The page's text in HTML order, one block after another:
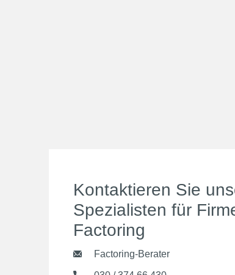
Kontaktieren Sie
Spezialisten für
Factoring
Factoring-Berater